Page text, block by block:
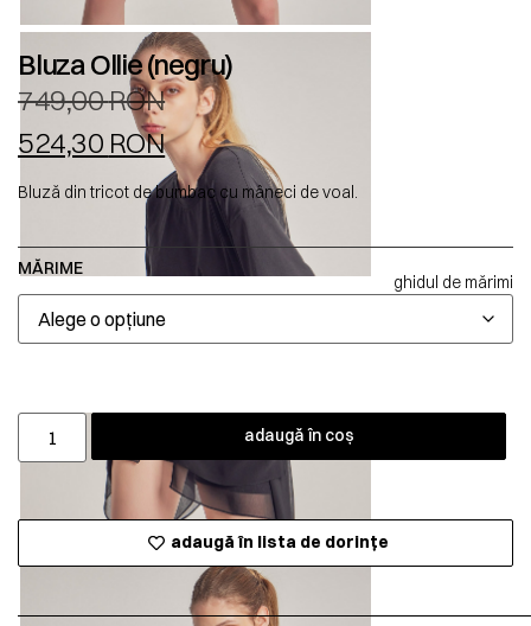
Bluza Ollie (negru)
749,00RON
524,30 RON
Bluză din tricot de bumbac cu mâneci de voal.
MĂRIME
ghidul de mărimi
adaugă în coș
adaugă în lista de dorințe